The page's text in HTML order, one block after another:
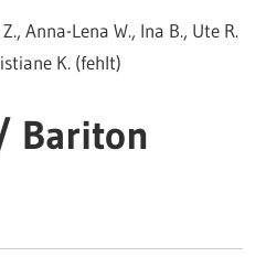
Anna-Lena W., Ina B., Ute R.
K. (fehlt)
Bariton